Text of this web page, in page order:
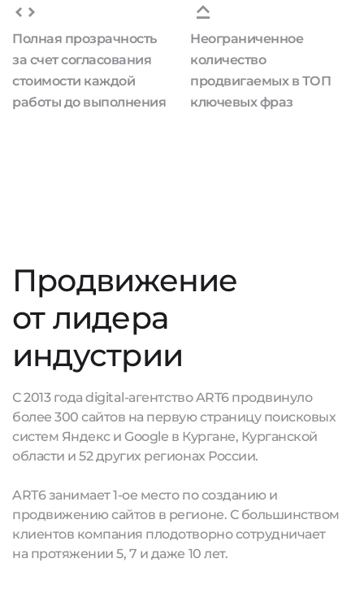
Полная прозрачность
за счет согласования
стоимости каждой
работы до выполнения
Неограниченное
количество
продвигаемых в ТОП
ключевых фраз
Продвижение
от лидера
индустрии
С 2013 года digital-агентство ART6 продвинуло
более 300 сайтов на первую страницу поисковых
систем Яндекс и Google в Кургане, Курганской
области и 52 других регионах России.
ART6 занимает 1-ое место по созданию и
продвижению сайтов в регионе. С большинством
клиентов компания плодотворно сотрудничает
на протяжении 5, 7 и даже 10 лет.